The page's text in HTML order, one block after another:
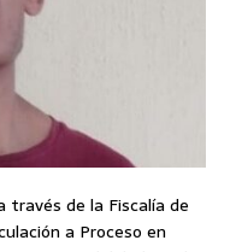
través de la Fiscalía de
a Proceso en